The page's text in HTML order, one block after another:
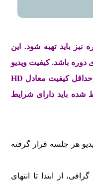
نیز باید تهیه شود. این
دوره باشد. کیفیت ویدیو
و صدا باید برای پخش مناسب باشد. (حداقل کیفیت معادل HD
ضبط شده باید دارای شرایط
هر جلسه قرار گرفته
از ابتدا تا انتهای